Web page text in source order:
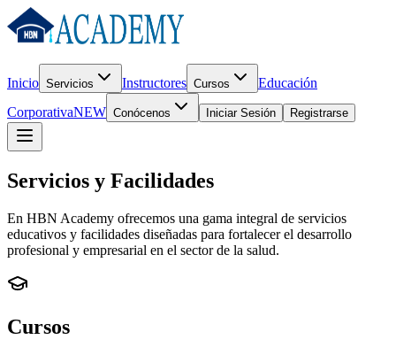
Inicio Servicios Instructores Cursos
Educación
CorporativaNEW Conócenos Iniciar Sesión Registrarse
Servicios y Facilidades
En HBN Academy ofrecemos una gama integral de servicios
educativos y facilidades diseñadas para fortalecer el desarrollo
profesional y empresarial en el sector de la salud.
Cursos